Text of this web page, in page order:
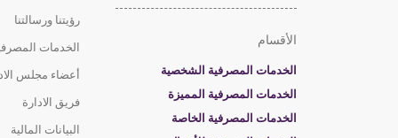
أجهزة الصراف
تاكسي دبي، جهاز الصراف
الأقسام
الخدمات المصرفية الشخصية
الخدمات المصرفية المميزة
الخدمات المصرفية الخاصة
رؤيتنا ورسالتنا
الخدمات
أعضاء مجلس
فريق الادارة
البيانات المالية